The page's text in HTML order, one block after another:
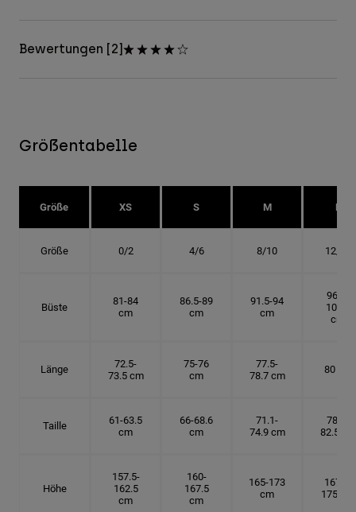
Bewertungen [2]
Größentabelle
Größe XS S M L
Größe 0/2 4/6 8/10 12/14
Büste
81-84
cm
86.5-89
cm
91.5-94
cm
96.5-
101.5
cm
Länge
72.5-
73.5 cm
75-76
cm
77.5-
78.7 cm
80 cm
Taille
61-63.5
cm
66-68.6
cm
71.1-
74.9 cm
78.7-
82.5 cm
Höhe
157.5-
162.5
cm
160-
167.5
cm
165-173
cm
167.5-
175 cm